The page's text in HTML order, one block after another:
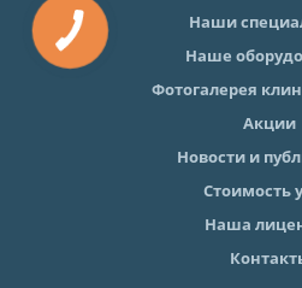
Наши
Наше
Фотогалерея
Акции
Новости и
Стоимость
Наша